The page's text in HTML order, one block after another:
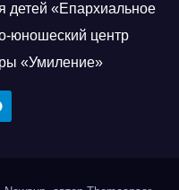
детей «Епархиальное
юношеский центр
«Умиление»